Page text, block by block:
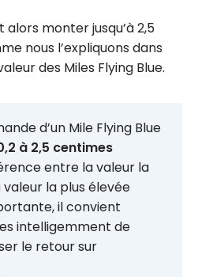
alors monter jusqu’à 2,5
nous l’expliquons dans
des Miles Flying Blue.
d’un Mile Flying Blue
à 2,5 centimes
entre la valeur la
la plus élevée
il convient
intelligemment de
le retour sur